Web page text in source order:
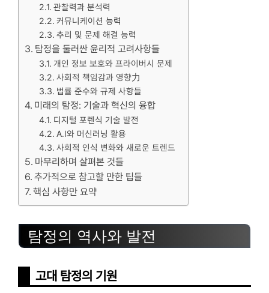
관찰력과 분석력
커뮤니케이션 능력
추리 및 문제 해결 능력
탐정을 둘러싼 윤리적 고려사항들
개인 정보 보호와 프라이버시 문제
사회적 책임감과 영향力
법률 준수와 규제 사항들
미래의 탐정: 기술과 혁신의 융합
디지털 포렌식 기술 발전
A.I와 머신러닝 활용
사회적 인식 변화와 새로운 트렌드
마무리하며 살펴본 것들
추가적으로 참고할 만한 팁들
핵심 사항만 요약
탐정의 역사와 발전
고대 탐정의 기원